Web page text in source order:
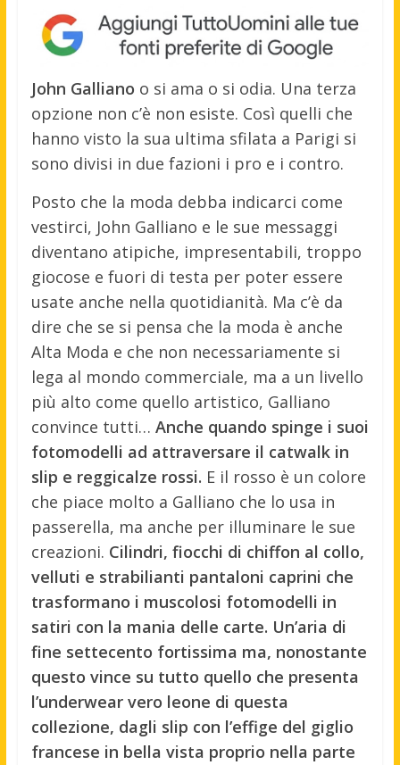
John Galliano o si ama o si odia. Una terza
opzione non c’è non esiste. Così quelli che
hanno visto la sua ultima sfilata a Parigi si
sono divisi in due fazioni i pro e i contro.
Posto che la moda debba indicarci come
vestirci, John Galliano e le sue messaggi
diventano atipiche, impresentabili, troppo
giocose e fuori di testa per poter essere
usate anche nella quotidianità. Ma c’è da
dire che se si pensa che la moda è anche
Alta Moda e che non necessariamente si
lega al mondo commerciale, ma a un livello
più alto come quello artistico, Galliano
convince tutti… Anche quando spinge i suoi
fotomodelli ad attraversare il catwalk in
slip e reggicalze rossi. E il rosso è un colore
che piace molto a Galliano che lo usa in
passerella, ma anche per illuminare le sue
creazioni. Cilindri, fiocchi di chiffon al collo,
velluti e strabilianti pantaloni caprini che
trasformano i muscolosi fotomodelli in
satiri con la mania delle carte. Un’aria di
fine settecento fortissima ma, nonostante
questo vince su tutto quello che presenta
l’underwear vero leone di questa
collezione, dagli slip con l’effige del giglio
francese in bella vista proprio nella parte